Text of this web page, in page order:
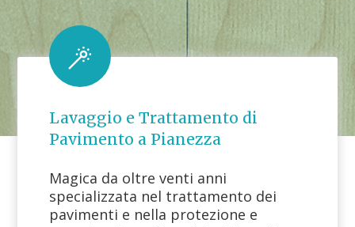
Lavaggio e Trattamento di
Pavimento a Pianezza
Magica da oltre venti anni
specializzata nel trattamento dei
pavimenti e nella protezione e